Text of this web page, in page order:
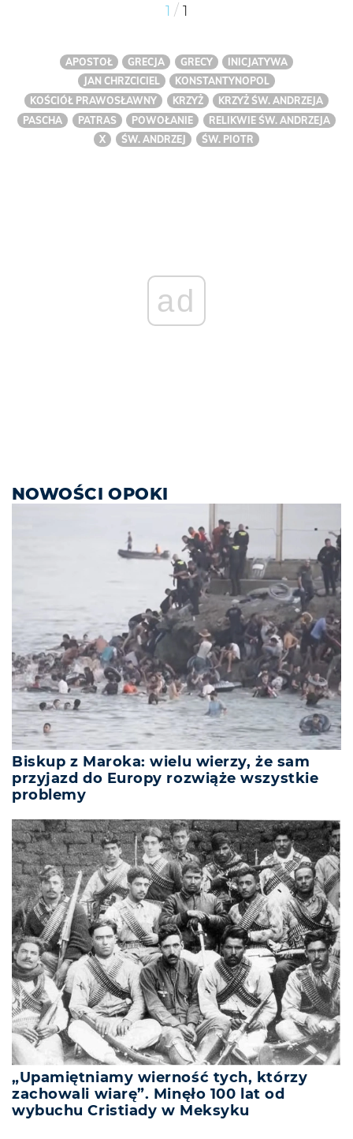
1 / 1
APOSTOŁ GRECJA GRECY
INICJATYWA
JAN CHRZCICIEL
KONSTANTYNOPOL
KOŚCIÓŁ PRAWOSŁAWNY
KRZYŻ
KRZYŻ ŚW. ANDRZEJA
PASCHA
PATRAS POWOŁANIE
RELIKWIE ŚW. ANDRZEJA
X
ŚW. ANDRZEJ ŚW. PIOTR
ad
NOWOŚCI OPOKI
Biskup z Maroka: wielu wierzy, że sam
przyjazd do Europy rozwiąże wszystkie
problemy
„Upamiętniamy wierność tych, którzy
zachowali wiarę”. Minęło 100 lat od
wybuchu Cristiady w Meksyku